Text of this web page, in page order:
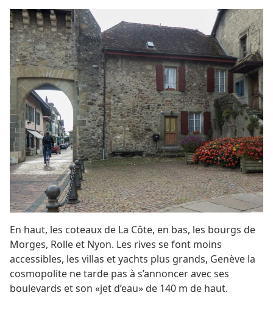
En haut, les coteaux de La Côte, en bas, les bourgs de
Morges, Rolle et Nyon. Les rives se font moins
accessibles, les villas et yachts plus grands, Genève la
cosmopolite ne tarde pas à s’annoncer avec ses
boulevards et son «jet d’eau» de 140 m de haut.